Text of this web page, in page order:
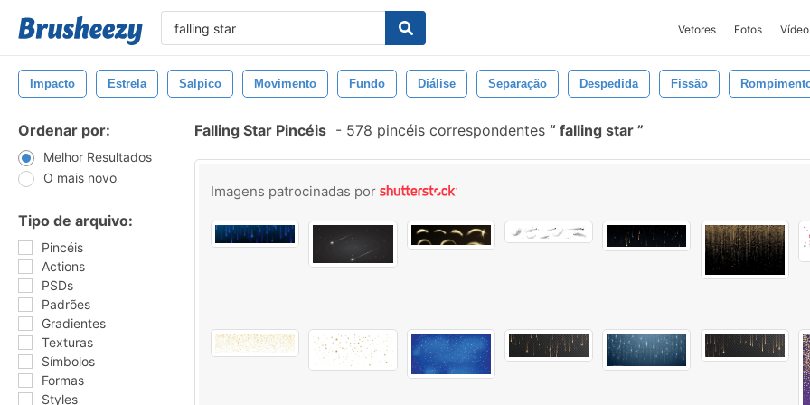
Vetores Fotos Vídeo
Impacto Estrela Salpico Movimento Fundo Diálise Separação Despedida Fissão
Ordenar por:
Melhor Resultados
O mais novo
Tipo de arquivo:
Pincéis
Actions
PSDs
Padrões
Gradientes
Texturas
Símbolos
Formas
Styles
Falling Star Pincéis - 578 pincéis correspondentes falling star
Imagens patrocinadas por